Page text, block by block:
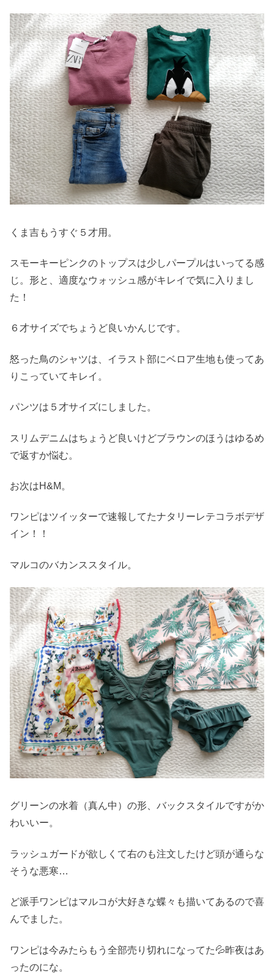
くま吉もうすぐ５才用。
スモーキーピンクのトップスは少しパープルはいってる感
じ。形と、適度なウォッシュ感がキレイで気に入りまし
た！
６才サイズでちょうど良いかんじです。
怒った鳥のシャツは、イラスト部にベロア生地も使ってあ
りこっていてキレイ。
パンツは５才サイズにしました。
スリムデニムはちょうど良いけどブラウンのほうはゆるめ
で返すか悩む。
お次はH&M。
ワンピはツイッターで速報してたナタリーレテコラボデザ
イン！！
マルコのバカンススタイル。
グリーンの水着（真ん中）の形、バックスタイルですがか
わいいー。
ラッシュガードが欲しくて右のも注文したけど頭が通らな
そうな悪寒…
ど派手ワンピはマルコが大好きな蝶々も描いてあるので喜
んでました。
ワンピは今みたらもう全部売り切れになってた💦昨夜はあ
ったのにな。